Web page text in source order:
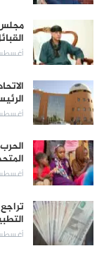
أغسطس 8,
أغسطس 8,
أغسطس 8,
أغسطس 8,